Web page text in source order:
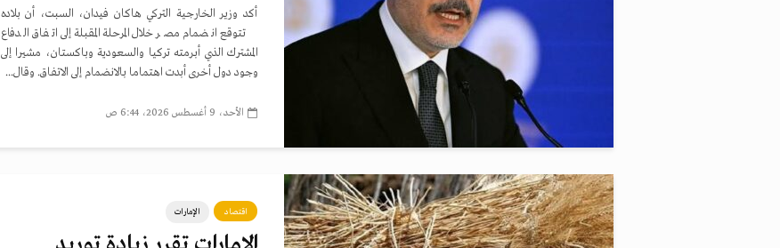
أكد وزير الخارجية التركي هاكان فيدان، السبت، أن بلاده
تتوقع انضمام مصر خلال المرحلة المقبلة إلى اتفاق الدفاع
المشترك الذي أبرمته تركيا والسعودية وباكستان، مشيرا إلى
وجود دول أخرى أبدت اهتماما بالانضمام إلى الاتفاق. وقال...
الأحد، 9 أغسطس 2026، 6:44 ص
اقتصاد الإمارات